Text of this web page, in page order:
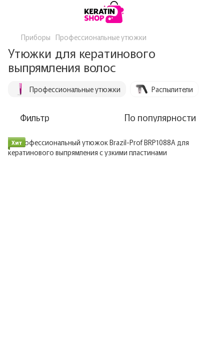
Приборы Профессиональные утюжки
Утюжки для кератинового
выпрямления волос
Профессиональные утюжки Распылители
Фильтр По популярности
Хит